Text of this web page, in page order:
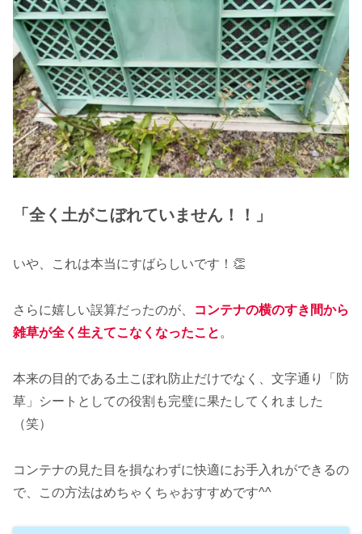
「全く土がこぼれていません！！」
いや、これは本当にすばらしいです！👏
さらに嬉しい誤算だったのが、
コンテナの横のすき間から
雑草が全く生えてこなくなったこと 。
本来の目的である土こぼれ防止だけでなく、文字通り「防
草」シートとしての役割も完璧に果たしてくれました
（笑）
コンテナの見た目を損なわずに快適にお手入れができるの
で、この方法はめちゃくちゃおすすめです^^